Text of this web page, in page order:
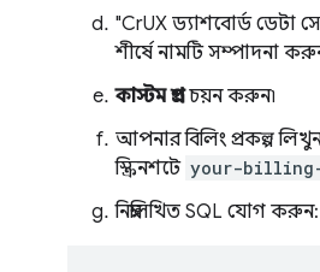
"CrUX ড্যাশবোর্ড ডেটা
শীর্ষে নামটি সম্পাদনা
কাস্টম প্রশ্নচয়ন করুন৷
আপনার বিলিং প্রকল্প
স্ক্রিনশটে your-
নিম্নলিখিত SQL যোগ করুন: